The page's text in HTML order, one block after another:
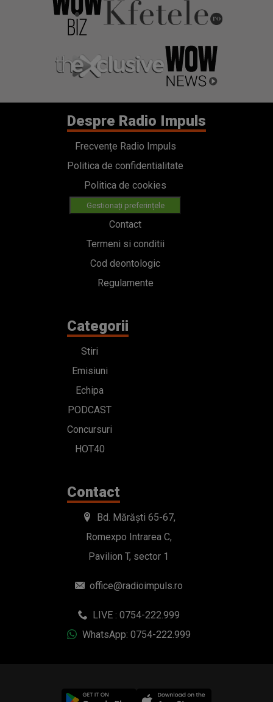
Despre Radio Impuls
Frecvențe Radio Impuls
Politica de confidentialitate
Politica de cookies
Gestionați preferințele
Contact
Termeni si conditii
Cod deontologic
Regulamente
Categorii
Stiri
Emisiuni
Echipa
PODCAST
Concursuri
HOT40
Contact
Bd. Mărăști 65-67,
Romexpo Intrarea C,
Pavilion T, sector 1
office@radioimpuls.ro
LIVE : 0754-222.999
WhatsApp: 0754-222.999